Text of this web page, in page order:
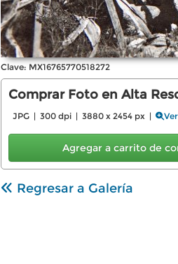
Clave: MX16765770518272
Comprar Foto en Alta
JPG | 300 dpi | 3880 x 2454 px |
Agregar a carrito de
Regresar a Galería